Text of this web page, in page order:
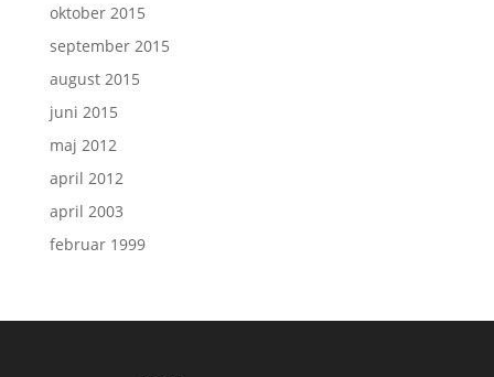
oktober 2015
september 2015
august 2015
juni 2015
maj 2012
april 2012
april 2003
februar 1999